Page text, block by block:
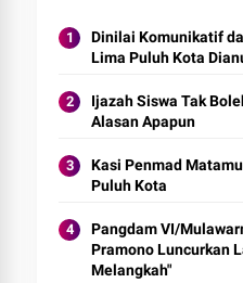
Dinilai Komunikatif
Lima Puluh Kota
Ijazah Siswa Tak
Alasan Apapun
Kasi Penmad
Puluh Kota
Pangdam VI/
Pramono Luncurkan
Melangkah"